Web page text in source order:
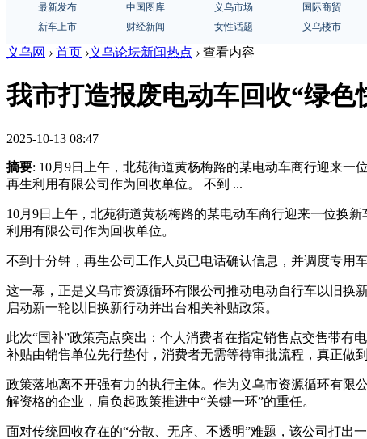
最新发布 中国图库 义乌市场 国际商贸
新车上市
财经新闻 女性话题 义乌楼市
义乌网 › 首页 ›义乌论坛新闻热点 › 查看内容
我市打造报废电动车回收“绿色
2025-10-13 08:47
摘要: 10月9日上午，北苑街道黄杨梅路的某电动车商行迎来
再生利用有限公司作为回收单位。 不到 ...
10月9日上午，北苑街道黄杨梅路的某电动车商行迎来一位换
利用有限公司作为回收单位。
不到十分钟，再生公司工作人员已电话确认信息，并调度专用
这一幕，正是义乌市资源循环有限公司推动电动自行车以旧换
启动新一轮以旧换新行动并出台相关补贴政策。
此次“国补”政策亮点突出：个人消费者在指定销售点交售带有
补贴由销售单位先行垫付，消费者无需等待审批流程，真正做
政策落地离不开强有力的执行主体。作为义乌市资源循环有限
解资格的企业，肩负起政策推进中“关键一环”的重任。
面对传统回收存在的“分散、无序、不透明”难题，该公司打出